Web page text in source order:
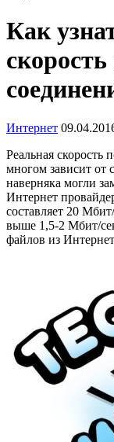
Как
Интернет
Реальная скорость
многом зависит от
наверняка могли
Интернет
составляет 20
выше 1,5-2 Мбит/
файлов из